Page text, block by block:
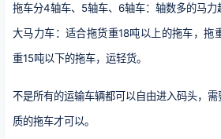
拖车分4轴车、5轴车、6轴车：轴数多的马力
大马力车：适合拖货重18吨以上的拖车，拖
重15吨以下的拖车，运轻货。
不是所有的运输车辆都可以自由进入码头，
质的拖车才可以。